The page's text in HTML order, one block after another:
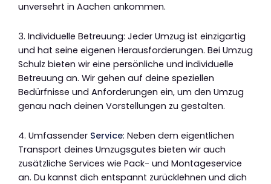
unversehrt in Aachen ankommen.
3. Individuelle Betreuung: Jeder Umzug ist einzigartig
und hat seine eigenen Herausforderungen. Bei Umzug
Schulz bieten wir eine persönliche und individuelle
Betreuung an. Wir gehen auf deine speziellen
Bedürfnisse und Anforderungen ein, um den Umzug
genau nach deinen Vorstellungen zu gestalten.
4. Umfassender Service: Neben dem eigentlichen
Transport deines Umzugsgutes bieten wir auch
zusätzliche Services wie Pack- und Montageservice
an. Du kannst dich entspannt zurücklehnen und dich